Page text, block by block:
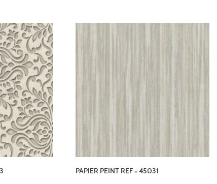
PAPIER PEINT REF = 45031